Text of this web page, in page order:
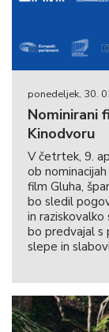
ponedeljek, 30.
Nominirani
Kinodvoru
V četrtek, 9.
ob
film Gluha,
bo sledil
in raziskovalko
bo predvajal s
slepe in